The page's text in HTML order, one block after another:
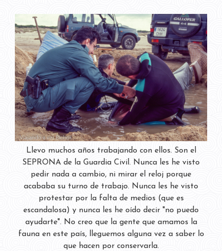
Llevo muchos años trabajando con ellos. Son el
SEPRONA de la Guardia Civil. Nunca les he visto
pedir nada a cambio, ni mirar el reloj porque
acababa su turno de trabajo. Nunca les he visto
protestar por la falta de medios (que es
escandalosa) y nunca les he oído decir "no puedo
ayudarte". No creo que la gente que amamos la
fauna en este país, lleguemos alguna vez a saber lo
que hacen por conservarla.